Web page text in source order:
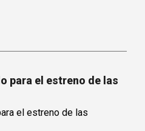
para el estreno de las